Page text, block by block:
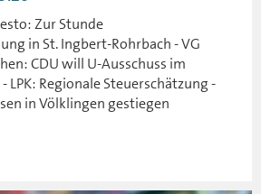
Zur Stunde
in St. Ingbert-Rohrbach - VG
CDU will U-Ausschuss im
LPK: Regionale Steuerschätzung -
in Völklingen gestiegen